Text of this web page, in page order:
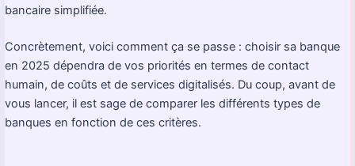
bancaire simplifiée.
Concrètement, voici comment ça se passe : choisir sa banque
en 2025 dépendra de vos priorités en termes de contact
humain, de coûts et de services digitalisés. Du coup, avant de
vous lancer, il est sage de comparer les différents types de
banques en fonction de ces critères.